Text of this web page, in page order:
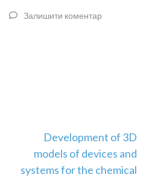
Залишити коментар
Development of 3D
models of devices and
systems for the chemical